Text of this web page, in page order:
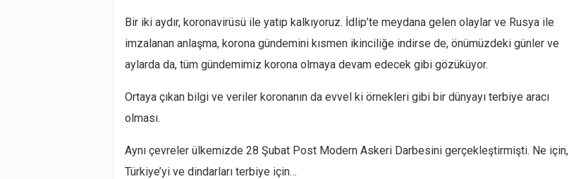
Bir iki aydır, koronavirüsü ile yatıp kalkıyoruz. İdlip’te meydana gelen olaylar ve Rusya ile
imzalanan anlaşma, korona gündemini kısmen ikinciliğe indirse de, önümüzdeki günler ve
aylarda da, tüm gündemimiz korona olmaya devam edecek gibi gözüküyor.
Ortaya çıkan bilgi ve veriler koronanın da evvel ki örnekleri gibi bir dünyayı terbiye aracı
olması.
Aynı çevreler ülkemizde 28 Şubat Post Modern Askeri Darbesini gerçekleştirmişti. Ne için,
Türkiye’yi ve dindarları terbiye için…